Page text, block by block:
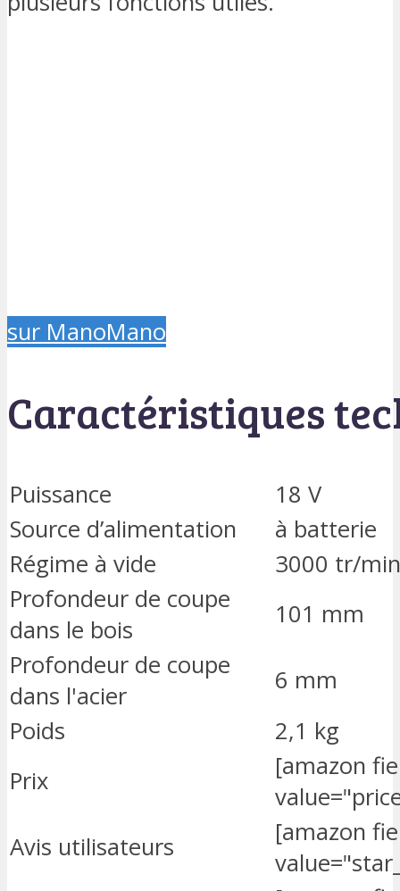
sur ManoMano
Caractéristiques
Puissance
18 V
Source d’alimentation
à batterie
Régime à vide
3000 tr/min
Profondeur de coupe
dans le bois
101 mm
Profondeur de coupe
dans l'acier
6 mm
Poids
2,1 kg
Prix
[amazon
Avis utilisateurs
[amazon